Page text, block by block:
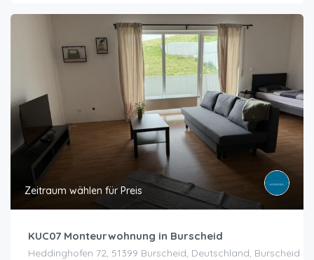
Zeitraum wählen für Preis
KUC07 Monteurwohnung in Burscheid
Heddinghofen 72, 51399 Burscheid, Deutschland, Burscheid